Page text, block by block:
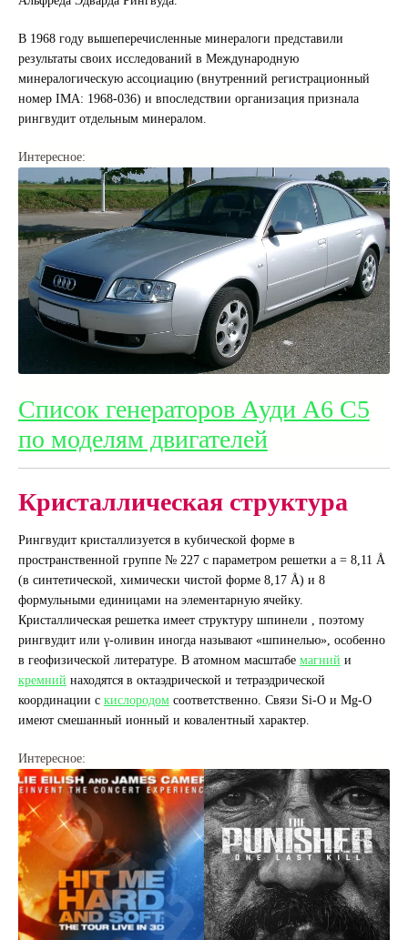
В 1968 году вышеперечисленные минералоги представили
результаты своих исследований в Международную
минералогическую ассоциацию (внутренний регистрационный
номер IMA: 1968-036) и впоследствии организация признала
рингвудит отдельным минералом.
Интересное:
Список генераторов Ауди А6 С5
по моделям двигателей
Кристаллическая структура
Рингвудит кристаллизуется в кубической форме в
пространственной группе № 227 с параметром решетки a = 8,11 Å
(в синтетической, химически чистой форме 8,17 Å) и 8
формульными единицами на элементарную ячейку.
Кристаллическая решетка имеет структуру шпинели , поэтому
рингвудит или γ-оливин иногда называют «шпинелью», особенно
в геофизической литературе. В атомном масштабе магний и
кремний находятся в октаэдрической и тетраэдрической
координации с кислородомсоответственно. Связи Si-O и Mg-O
имеют смешанный ионный и ковалентный характер.
Интересное: